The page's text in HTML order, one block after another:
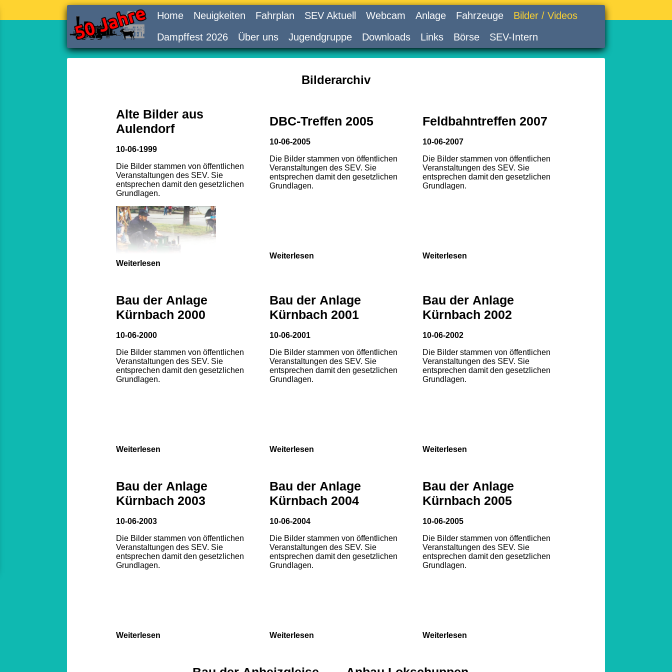
Home Neuigkeiten Fahrplan SEV Aktuell Webcam Anlage Fahrzeuge
Bilder / Videos
Dampffest 2026
Über uns Jugendgruppe Downloads Links Börse SEV-Intern
Bilderarchiv
Alte Bilder aus
Aulendorf
10-06-1999
Die Bilder stammen von öffentlichen
Veranstaltungen des SEV. Sie
entsprechen damit den gesetzlichen
Grundlagen.
Weiterlesen
DBC-Treffen 2005
10-06-2005
Die Bilder stammen von öffentlichen
Veranstaltungen des SEV. Sie
entsprechen damit den gesetzlichen
Grundlagen.
Weiterlesen
Feldbahntreffen 2007
10-06-2007
Die Bilder stammen von öffentlichen
Veranstaltungen des SEV. Sie
entsprechen damit den gesetzlichen
Grundlagen.
Weiterlesen
Bau der Anlage
Kürnbach 2000
10-06-2000
Die Bilder stammen von öffentlichen
Veranstaltungen des SEV. Sie
entsprechen damit den gesetzlichen
Grundlagen.
Weiterlesen
Bau der Anlage
Kürnbach 2001
10-06-2001
Die Bilder stammen von öffentlichen
Veranstaltungen des SEV. Sie
entsprechen damit den gesetzlichen
Grundlagen.
Weiterlesen
Bau der Anlage
Kürnbach 2002
10-06-2002
Die Bilder stammen von öffentlichen
Veranstaltungen des SEV. Sie
entsprechen damit den gesetzlichen
Grundlagen.
Weiterlesen
Bau der Anlage
Kürnbach 2003
10-06-2003
Die Bilder stammen von öffentlichen
Veranstaltungen des SEV. Sie
entsprechen damit den gesetzlichen
Grundlagen.
Weiterlesen
Bau der Anlage
Kürnbach 2004
10-06-2004
Die Bilder stammen von öffentlichen
Veranstaltungen des SEV. Sie
entsprechen damit den gesetzlichen
Grundlagen.
Weiterlesen
Bau der Anlage
Kürnbach 2005
10-06-2005
Die Bilder stammen von öffentlichen
Veranstaltungen des SEV. Sie
entsprechen damit den gesetzlichen
Grundlagen.
Weiterlesen